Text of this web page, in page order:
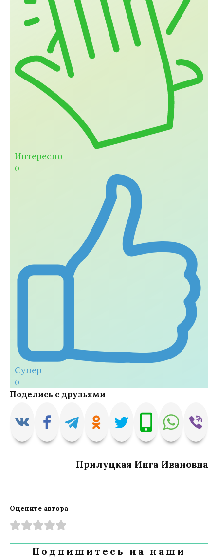
Интересно
0
Супер
0
Поделись с друзьями
Прилуцкая Инга Ивановна
Оцените автора
Подпишитесь на наши